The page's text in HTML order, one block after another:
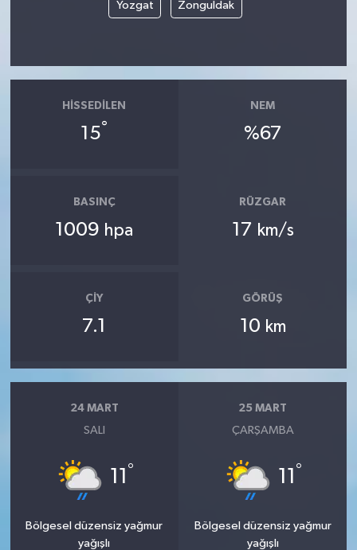
Yozgat Zonguldak
HISSEDILEN
15°
NEM
%67
BASINÇ
1009 hpa
RÜZGAR
17 km/s
ÇIY
7.1
GÖRÜŞ
10 km
24 MART
SALI
11 °
Bölgesel düzensiz yağmur
yağışlı
25 MART
ÇARŞAMBA
11 °
Bölgesel düzensiz yağmur
yağışlı